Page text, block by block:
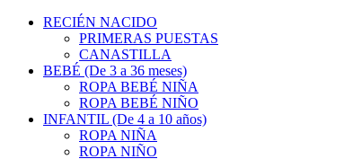
RECIÉN NACIDO
PRIMERAS PUESTAS
CANASTILLA
BEBÉ (De 3 a 36 meses)
ROPA BEBÉ NIÑA
ROPA BEBÉ NIÑO
INFANTIL (De 4 a 10 años)
ROPA NIÑA
ROPA NIÑO